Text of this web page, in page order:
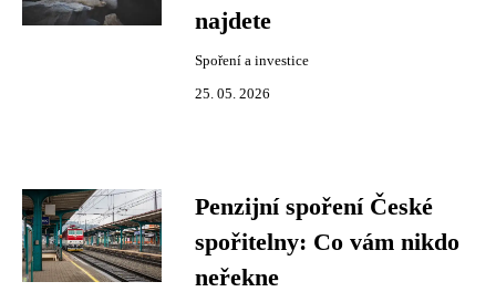
najdete
Spoření a investice
25. 05. 2026
Penzijní spoření České
spořitelny: Co vám nikdo
neřekne